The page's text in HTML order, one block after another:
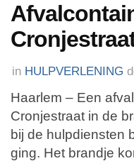
in HULPVERLENING
Haarlem – Een
Cronjestraat in de
bij de hulpdiensten
ging. Het brandje